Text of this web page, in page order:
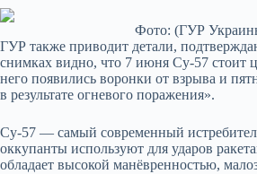
Фото: (ГУР
ГУР также приводит детали,
снимках видно, что 7 июня Су-57 стоит
него появились воронки от взрыва и
в результате огневого поражения».
Су-57 — самый современный
оккупанты используют для ударов
обладает высокой манёвренностью,